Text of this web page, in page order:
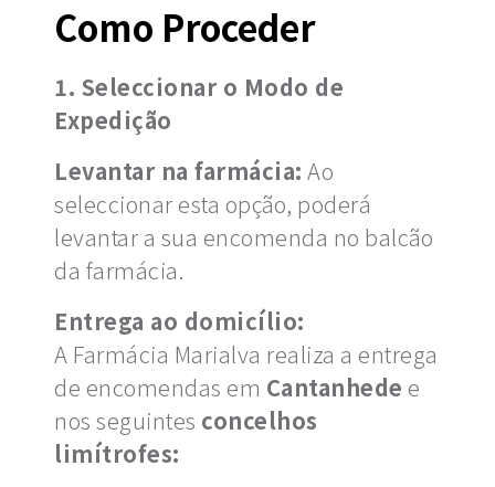
Como Proceder
1. Seleccionar o Modo de
Expedição
Levantar na farmácia: Ao
seleccionar esta opção, poderá
levantar a sua encomenda no balcão
da farmácia.
Entrega ao domicílio:
A Farmácia Marialva realiza a entrega
de encomendas em Cantanhede e
nos seguintes concelhos
limítrofes: